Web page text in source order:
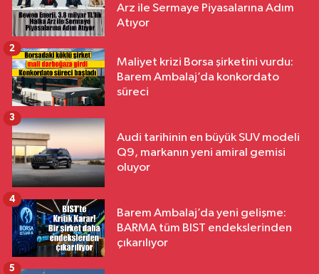
Arz ile Sermaye Piyasalarına Adım
Atıyor
Maliyet krizi Borsa şirketini vurdu:
Barem Ambalaj’da konkordato
süreci
2
Audi tarihinin en büyük SUV modeli
Q9, markanın yeni amiral gemisi
oluyor
3
Barem Ambalaj’da yeni gelişme:
BARMA tüm BIST endekslerinden
çıkarılıyor
4
5